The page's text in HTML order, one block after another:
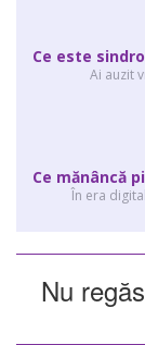
Ai auzit
În era
Nu